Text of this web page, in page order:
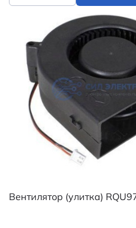
Вентилятор (улитка)